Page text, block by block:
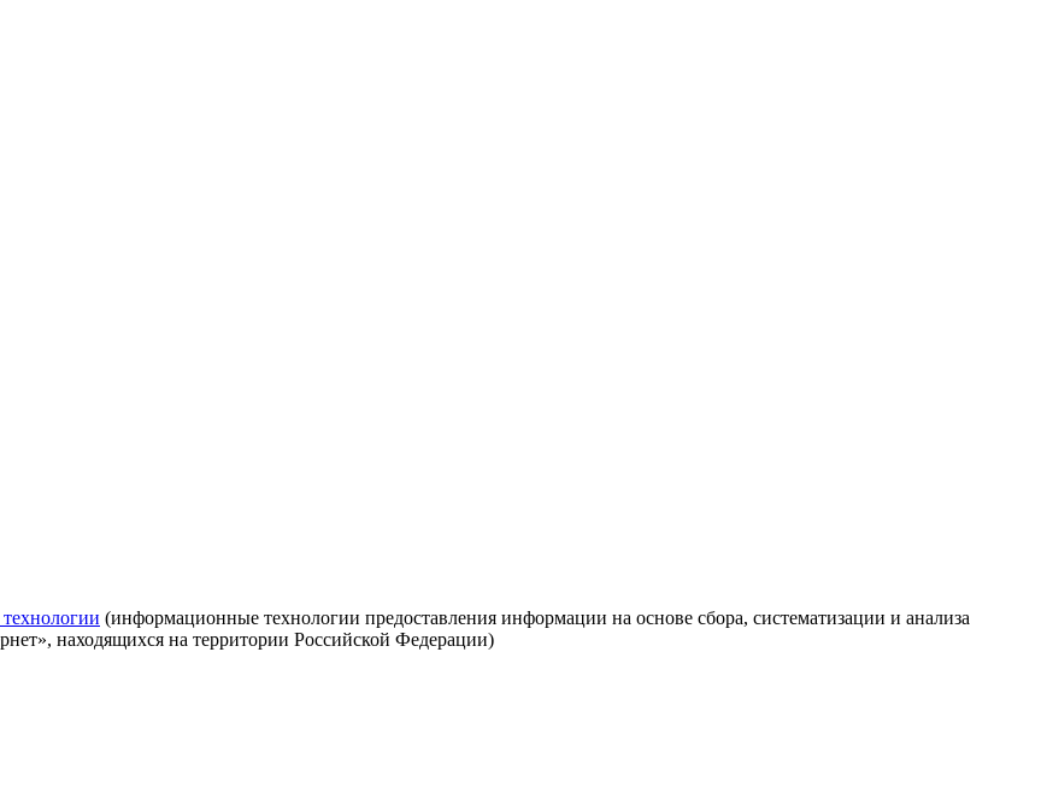
(информационные технологии предоставления информации на основе сбора, систематизации и анализа
находящихся на территории Российской Федерации)